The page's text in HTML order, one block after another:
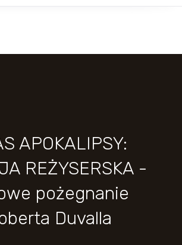
APOKALIPSY:
REŻYSERSKA -
pożegnanie
Duvalla